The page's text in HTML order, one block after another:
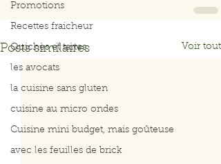
Promotions
Recettes fraicheur
Quiches et tartes
les avocats
la cuisine sans gluten
cuisine au micro ondes
Cuisine mini budget, mais goûteuse
avec les feuilles de brick
Posts similaires Voir tout